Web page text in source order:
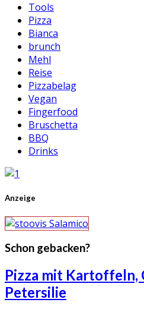
Tools
Pizza
Bianca
brunch
Mehl
Reise
Pizzabelag
Vegan
Fingerfood
Bruschetta
BBQ
Drinks
Anzeige
Schon gebacken?
Pizza mit Kartoffeln,
Petersilie